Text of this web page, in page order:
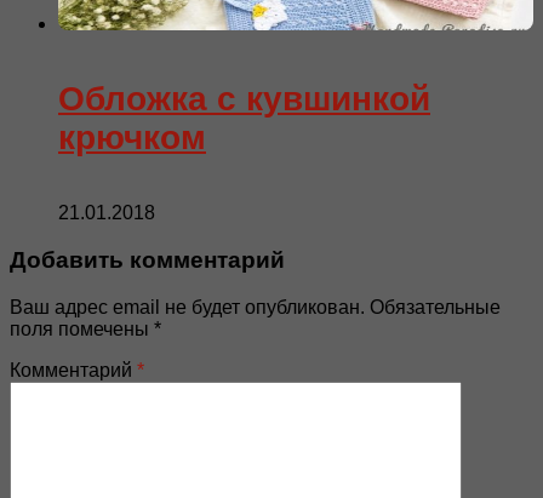
Обложка с кувшинкой
крючком
21.01.2018
Добавить комментарий
Ваш адрес email не будет опубликован. Обязательные
поля помечены *
Комментарий *